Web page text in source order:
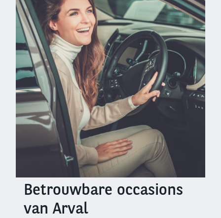
Right
columnBetrouwbare occasions
van Arval